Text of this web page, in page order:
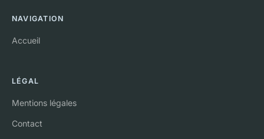
NAVIGATION
Accueil
LÉGAL
Mentions légales
Contact